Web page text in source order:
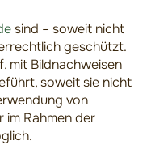
sind – soweit nicht
geschützt.
mit Bildnachweisen
soweit sie nicht
von
Rahmen der